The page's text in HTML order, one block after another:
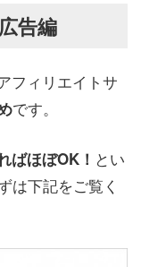
告編
フィリエイトサ
です。
ばほぼOK！ とい
は下記をご覧く